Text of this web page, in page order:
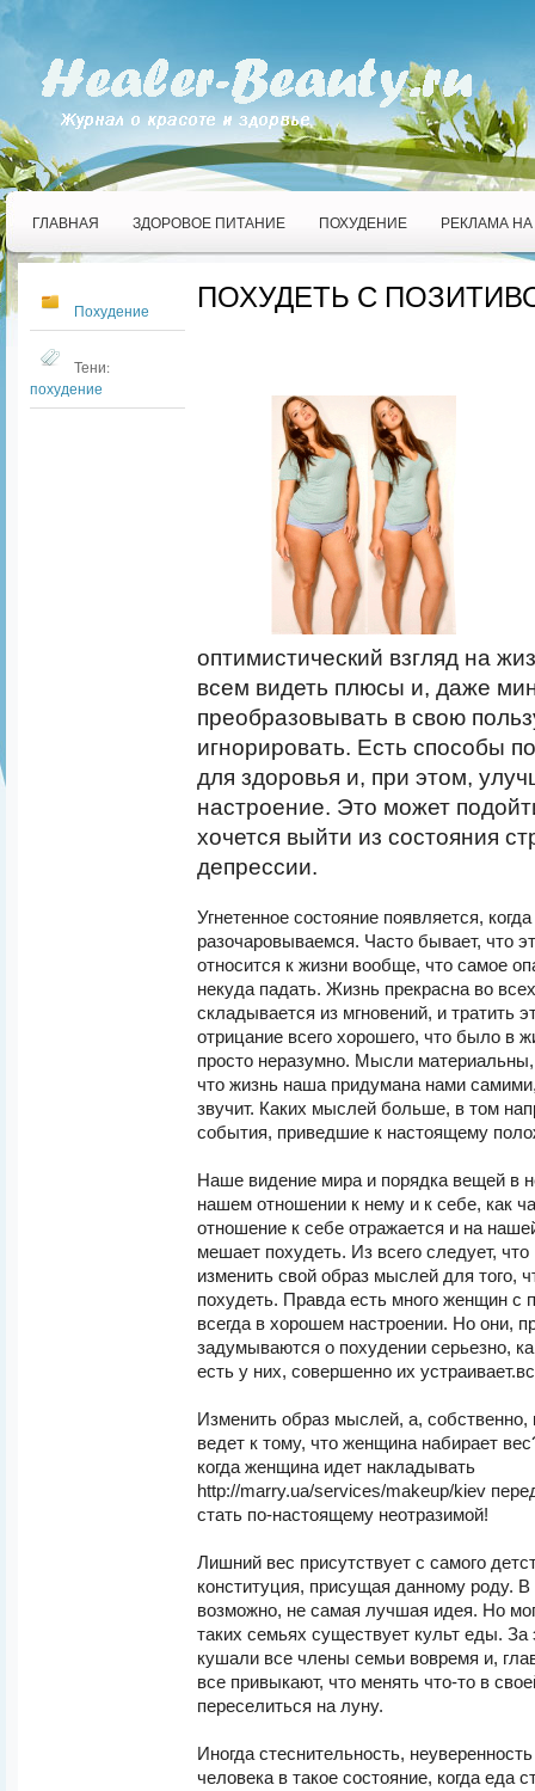
ГЛАВНАЯ ЗДОРОВОЕ ПИТАНИЕ ПОХУДЕНИЕ РЕКЛАМА
Похудение
Тени:
похудение
ПОХУДЕТЬ С
оптимистический взгляд на
всем видеть плюсы и, даже
преобразовывать в свою
игнорировать. Есть способы
для здоровья и, при этом,
настроение. Это может
хочется выйти из состояния
депрессии.
Угнетенное состояние появляется,
разочаровываемся. Часто бывает, что
относится к жизни вообще, что самое
некуда падать. Жизнь прекрасна во
складывается из мгновений, и тратить
отрицание всего хорошего, что было в
просто неразумно. Мысли
что жизнь наша придумана нами
звучит. Каких мыслей больше, в том
события, приведшие к настоящему
Наше видение мира и порядка вещей в
нашем отношении к нему и к себе, как
отношение к себе отражается и на
мешает похудеть. Из всего следует,
изменить свой образ мыслей для того,
похудеть. Правда есть много женщин
всегда в хорошем настроении. Но они,
задумываются о похудении серьезно,
есть у них, совершенно их
Изменить образ мыслей, а,
ведет к тому, что женщина набирает
когда женщина идет накладывать
http://marry.ua/services/makeup/kiev
стать по-настоящему неотразимой!
Лишний вес присутствует с самого
конституция, присущая данному роду.
возможно, не самая лучшая идея. Но
таких семьях существует культ еды.
кушали все члены семьи вовремя и,
все привыкают, что менять что-то в
переселиться на луну.
Иногда стеснительность,
человека в такое состояние, когда еда